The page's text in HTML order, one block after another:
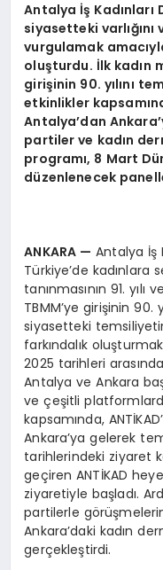
Antalya İş Kadınları
siyasetteki varlığını
vurgulamak amacı
oluşturdu. İlk kadın
girişinin 90. yılını
etkinlikler kapsamı
Antalya’dan Ankara’
partiler ve kadın
programı, 8 Mart Dü
düzenlenecek
ANKARA — Antalya İş
Türkiye’de kadınlara
tanınmasının 91.
TBMM’ye girişinin 90.
siyasetteki
farkındalık
2025 tarihleri
Antalya ve Ankara
ve çeşitli
kapsamında,
Ankara’ya gelerek
tarihlerindeki ziyaret
geçiren ANTİKAD
ziyaretiyle başladı.
partilerle
Ankara’daki kadın
gerçekleştirdi.